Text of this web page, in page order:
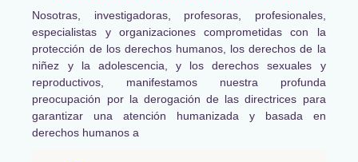
Nosotras, investigadoras, profesoras, profesionales,
especialistas y organizaciones comprometidas con la
protección de los derechos humanos, los derechos de la
niñez y la adolescencia, y los derechos sexuales y
reproductivos, manifestamos nuestra profunda
preocupación por la derogación de las directrices para
garantizar una atención humanizada y basada en
derechos humanos a